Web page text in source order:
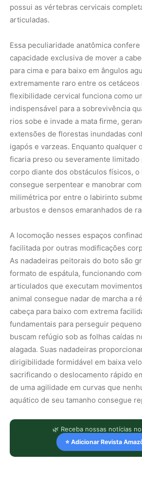
possui as vértebras cervicais
articuladas.
Essa peculiaridade anatômica confere
capacidade exclusiva de mover a
para cima e para baixo em ângulos
extremamente raro entre os cetáceos
flexibilidade cervical funciona como
indispensável para a sobrevivência
rios sobe e invade a mata firme,
extensões de florestas inundadas
igapós e varzeas. Enquanto qualquer
ficaria preso ou severamente
corpo diante dos obstáculos físicos,
consegue serpentear e manobrar
milimétrica por entre o labirinto
arbustos e densos emaranhados de
A locomoção nesses espaços
facilitada por outras modificações
As nadadeiras peitorais do boto são
formato de espátula, funcionando
articulados que executam
animal consegue nadar de marcha a
cabeça para baixo com extrema
fundamentais para perseguir
buscam refúgio sob as folhas caídas
alagada. Suas nadadeiras
dirigibilidade formidável em baixa
sacrificando o deslocamento rápido
de uma agilidade em curvas que
aquático de seu tamanho consegue
🌿 Receba nossas notícias
⭐ Adicionar Revista